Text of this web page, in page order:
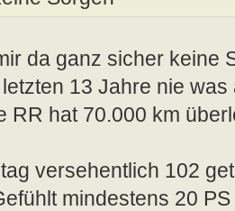
da ganz sicher keine
13 Jahre nie
RR hat 70.000 km
versehentlich 102
mindestens 20